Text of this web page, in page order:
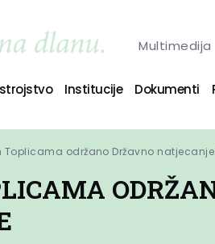
Multimedija
Institucije Dokumenti
Toplicama održano Državno